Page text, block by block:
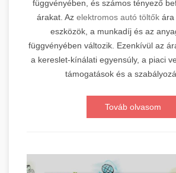
függvényében, és számos tényező
árakat. Az elektromos autó töltőkára
eszközök, a munkadíj és az
függvényében változik. Ezenkívül az
a kereslet-kínálati egyensúly, a piaci
támogatások és a
Továb olvasom